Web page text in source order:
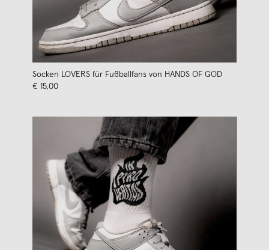
Socken LOVERS für Fußballfans von HANDS OF GOD
€ 15,00